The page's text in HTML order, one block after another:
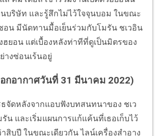
บริษัท และรู้สึกไม่ไว้ใจจุนบอม ในขณะ
อน มีนัดทานมื้อเย็นร่วมกับโมรัน ชเวอิน
ฮยอน แต่เบื้องหลังท่าทีที่ดูเป็นมิตรของ
างซ่อนเร้นอยู่
กอากาศวันที่ 31 มีนาคม 2022)
จัดหลังจากแอบฟังบทสนทนาของ ชเว
น และเริ่มแผนการแก้แค้นที่เธอเก็บไว้
สิบปี ในขณะเดียวกัน ไลน์เครื่องสำอาง